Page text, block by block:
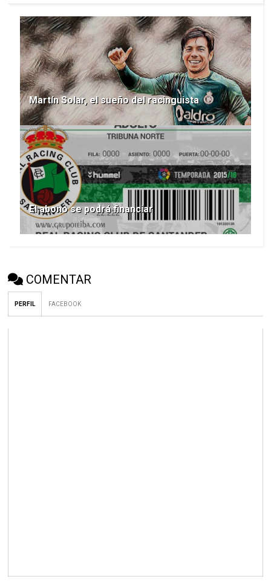
Martín Solar, el sueño del racinguista
El abono se podrá financiar
COMENTAR
PERFIL FACEBOOK